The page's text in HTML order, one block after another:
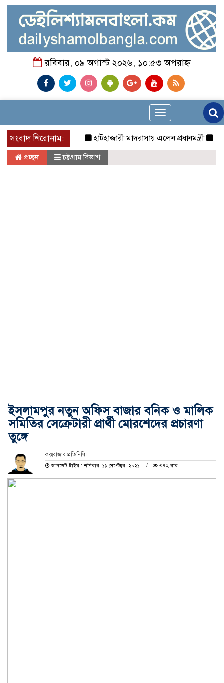
রবিবার, ০৯ অগাস্ট ২০২৬, ১০:৫৩ অপরাহ্ন
Toggle
navigation
সংবাদ শিরোনাম:
হাটহাজারী মাদরাসায় এলেন প্রধানমন্ত্রী নৃত্য,
প্রচ্ছদ চট্টগ্রাম বিভাগ
ইসলামপুর নতুন অফিস বাজার বনিক ও মালিক
সমিতির সেক্রেটারী প্রার্থী মোরশেদের প্রচারণা
তুঙ্গে
কক্সবাজার প্রতিনিধি।
আপডেট টাইম : শনিবার, ১১ সেপ্টেম্বর, ২০২১
৩৪২ বার